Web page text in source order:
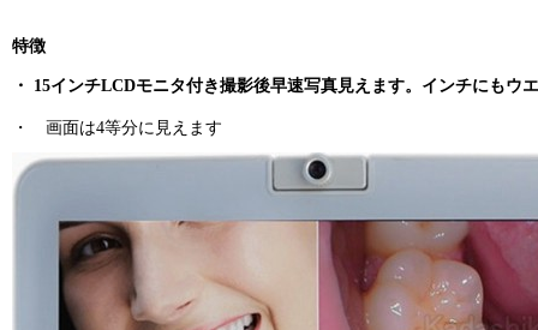
特徴
・ 15インチLCDモニタ付き撮影後早速写真見えます。インチにもウ
・ 画面は4等分に見えます